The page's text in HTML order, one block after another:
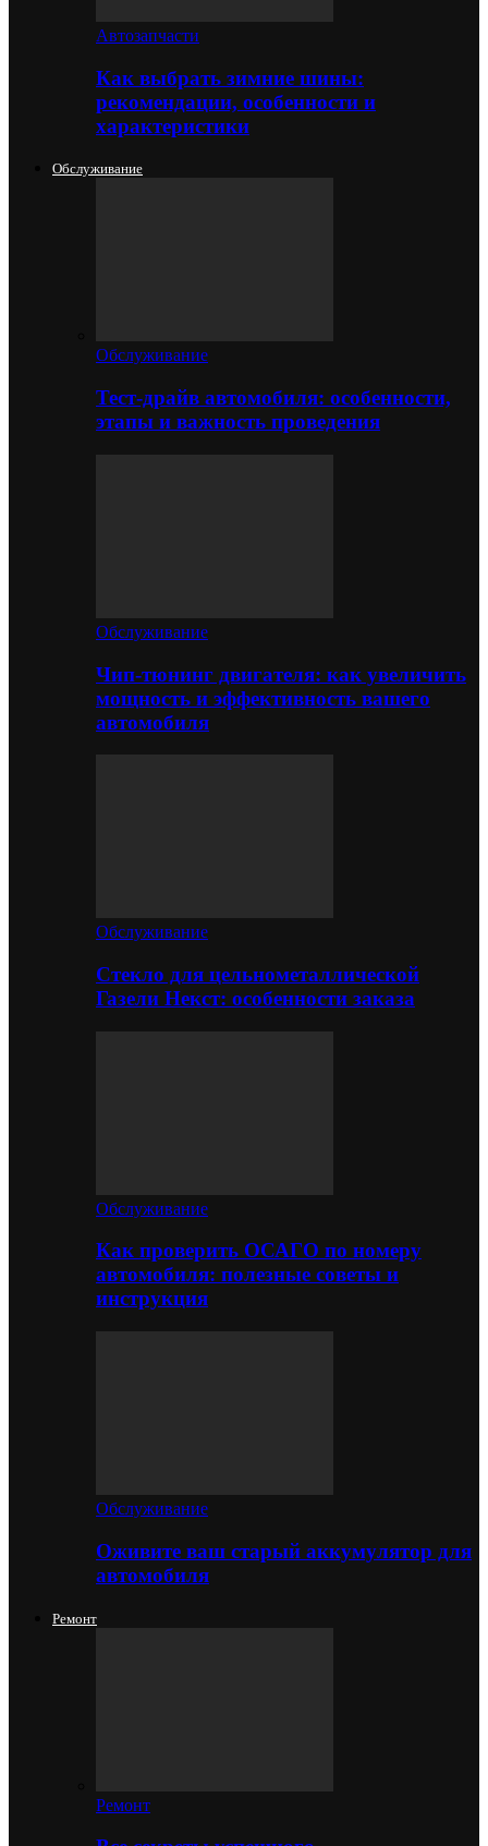
Автозапчасти
Как выбрать зимние шины:
рекомендации, особенности и
характеристики
Обслуживание
Обслуживание
Тест-драйв автомобиля: особенности,
этапы и важность проведения
Обслуживание
Чип-тюнинг двигателя: как увеличить
мощность и эффективность вашего
автомобиля
Обслуживание
Стекло для цельнометаллической
Газели Некст: особенности заказа
Обслуживание
Как проверить ОСАГО по номеру
автомобиля: полезные советы и
инструкция
Обслуживание
Оживите ваш старый аккумулятор для
автомобиля
Ремонт
Ремонт